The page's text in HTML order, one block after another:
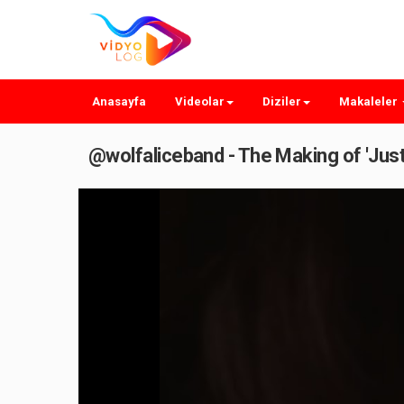
Anasayfa Videolar Diziler Makaleler
@wolfaliceband - The Making of